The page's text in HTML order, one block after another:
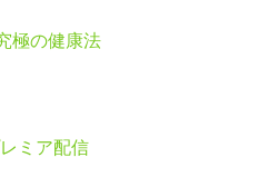
極の健康法
ミア配信